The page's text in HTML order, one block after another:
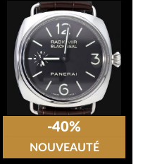
-40%
NOUVEAUTÉ